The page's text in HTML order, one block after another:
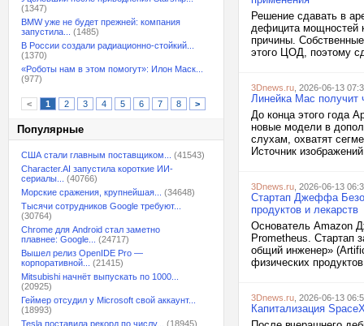
(1347)
BMW уже не будет прежней: компания
запустила...
(1485)
В России создали радиационно-стойкий...
(1370)
«Роботы нам в этом помогут»: Илон Маск...
(977)
< 1 2 3 4 5 6 7 8 >
Популярные
США стали главным поставщиком...
(41543)
Character.AI запустила короткие ИИ-
сериалы...
(40766)
Морские сражения, крупнейшая...
(34648)
Тысячи сотрудников Google требуют...
(30764)
Chrome для Android стал заметно
плавнее: Google...
(24717)
Вышел релиз OpenIDE Pro —
корпоративной...
(21415)
Mitsubishi начнёт выпускать по 1000...
(20925)
Геймер отсудил у Microsoft свой аккаунт...
(18993)
Tesla поставила рекорд по числу...
(18945)
Решение сдавать в
дефицита мощностей
причины.
этого ЦОД, поэтому
3Dnews.ru , 2026-06-13
Линейка Mac получит
До конца этого года
новые модели в
слухам, охватят
Источник
3Dnews.ru , 2026-06-13
Стартап Джеффа
продуктов и лекарств
Основатель Amazon
Prometheus. Стартап
общий инженер»
физических
3Dnews.ru , 2026-06-13
Капитализация